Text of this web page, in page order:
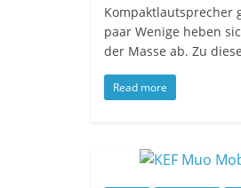
Kompaktlautsprecher
paar Wenige heben
der Masse ab. Zu
Read more